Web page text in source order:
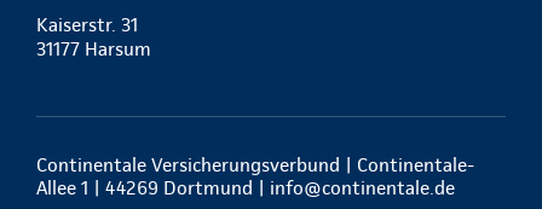
Kaiserstr. 31
31177 Harsum
Continentale Versicherungsverbund | Continentale-
Allee 1 | 44269 Dortmund | info@continentale.de